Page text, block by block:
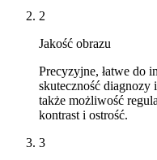
2
Jakość obrazu
Precyzyjne, łatwe do
skuteczność diagnozy
także możliwość
kontrast i ostrość.
3